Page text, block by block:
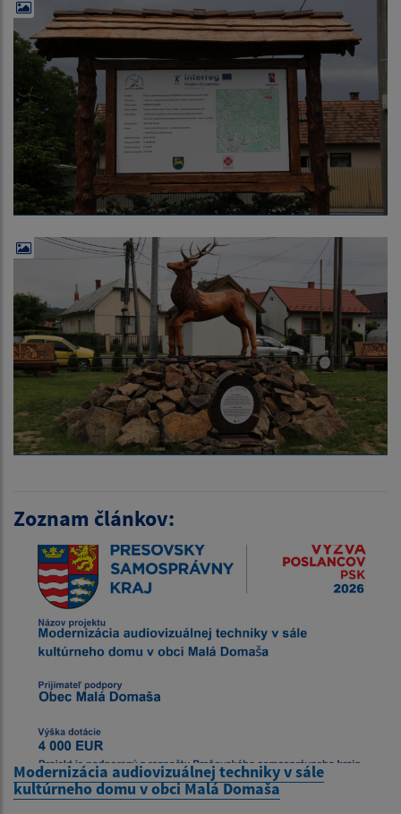
Zoznam článkov:
Modernizácia audiovizuálnej techniky v sále
kultúrneho domu v obci Malá Domaša